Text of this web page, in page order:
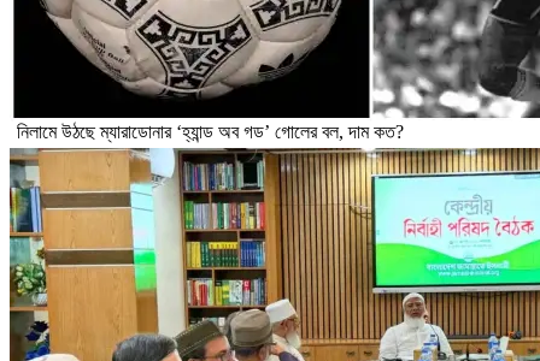
নিলামে উঠছে ম্যারাডোনার ‘হ্যান্ড অব গড’ গোলের বল, দাম কত?